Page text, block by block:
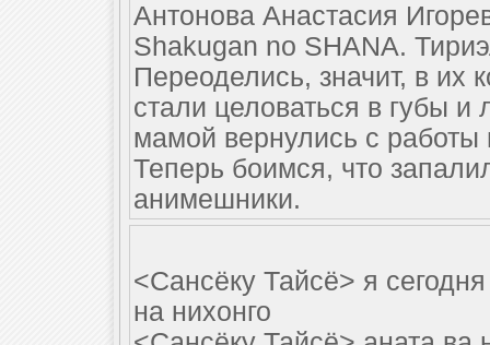
Антонова Анастасия
Shakugan no SHANA.
Переоделись, значит, в их
стали целоваться в губы и
мамой вернулись с работы
Теперь боимся, что
анимешники.
<Сансёку Тайсё> я
на нихонго